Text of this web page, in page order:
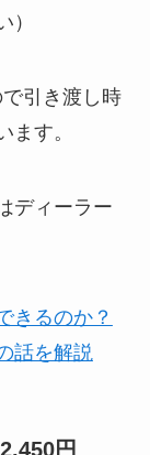
）
引き渡し時
ます。
ディーラー
きるのか？
話を解説
円